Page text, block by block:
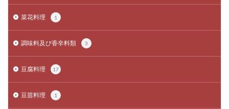
菜花料理 1
調味料及び香辛料類 3
豆腐料理 17
豆苗料理 1